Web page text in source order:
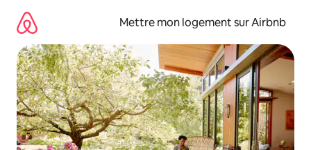
directement
contenu
Mettre mon logement sur Airbnb